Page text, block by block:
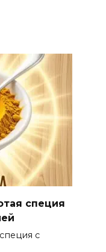
специя
с